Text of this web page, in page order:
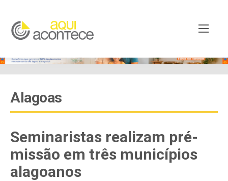
Alagoas
Seminaristas realizam pré-
missão em três municípios
alagoanos